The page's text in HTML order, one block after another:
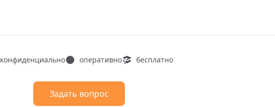
конфиденциально оперативно бесплатно
Задать вопрос